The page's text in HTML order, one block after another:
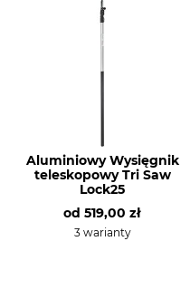
Aluminiowy Wysięgnik
teleskopowy Tri Saw
Lock25
od 519,00 zł
3 warianty